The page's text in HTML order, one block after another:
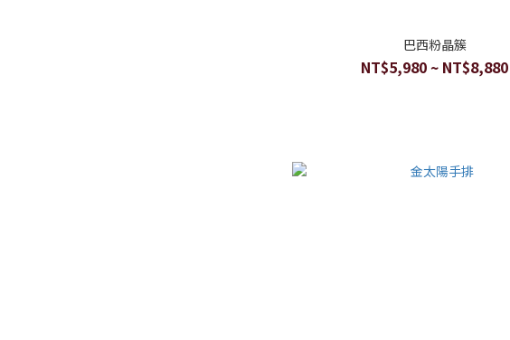
巴西粉晶簇
NT$5,980 ~ NT$8,880